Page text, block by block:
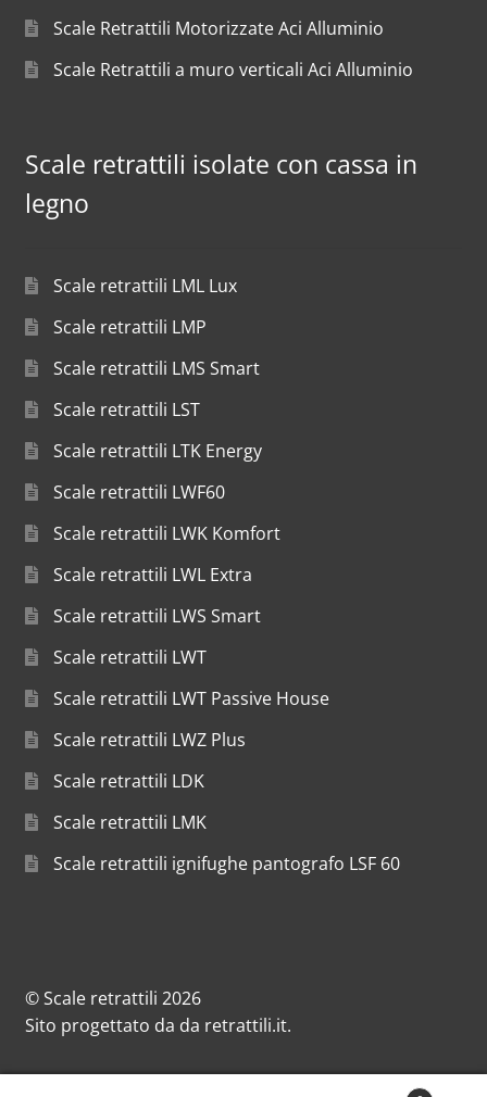
Scale Retrattili Motorizzate Aci Alluminio
Scale Retrattili a muro verticali Aci Alluminio
Scale retrattili isolate con cassa in
legno
Scale retrattili LML Lux
Scale retrattili LMP
Scale retrattili LMS Smart
Scale retrattili LST
Scale retrattili LTK Energy
Scale retrattili LWF60
Scale retrattili LWK Komfort
Scale retrattili LWL Extra
Scale retrattili LWS Smart
Scale retrattili LWT
Scale retrattili LWT Passive House
Scale retrattili LWZ Plus
Scale retrattili LDK
Scale retrattili LMK
Scale retrattili ignifughe pantografo LSF 60
© Scale retrattili 2026
Sito progettato da da retrattili.it.